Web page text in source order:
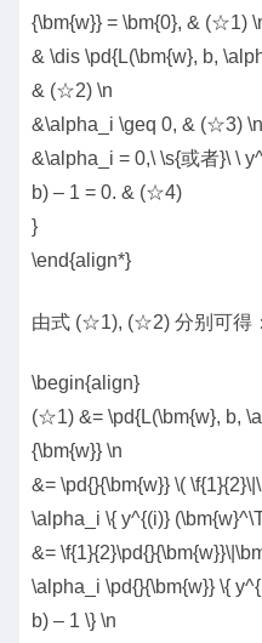
{\bm{w}} = \bm{0}, & (☆1)
& \dis \pd{L(\bm{w}, b,
& (☆2) \n
&\alpha_i \geq 0, & (☆3) \n
&\alpha_i = 0,\ \s{或者}\ \
b) – 1 = 0. & (☆4)
}
\end{align*}
由式 (☆1), (☆2) 分别可得：
\begin{align}
(☆1) &= \pd{L(\bm{w}, b,
{\bm{w}} \n
&= \pd{}{\bm{w}} \(
\alpha_i \{ y^{(i)}
&=
\alpha_i \pd{}{\bm{w}} \{
b) – 1 \} \n